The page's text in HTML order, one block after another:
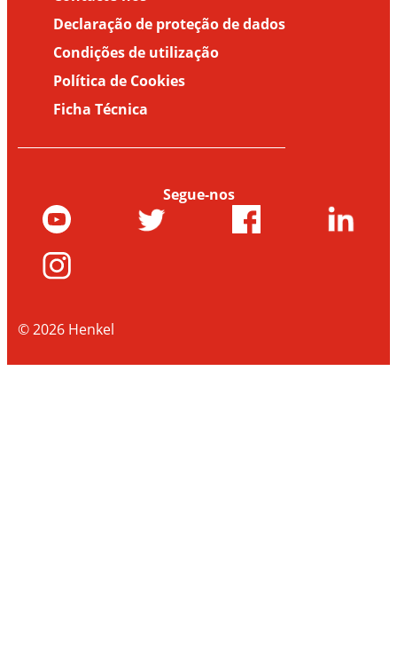
Declaração de proteção de dados
Condições de utilização
Política de Cookies
Ficha Técnica
Segue-nos
© 2026 Henkel